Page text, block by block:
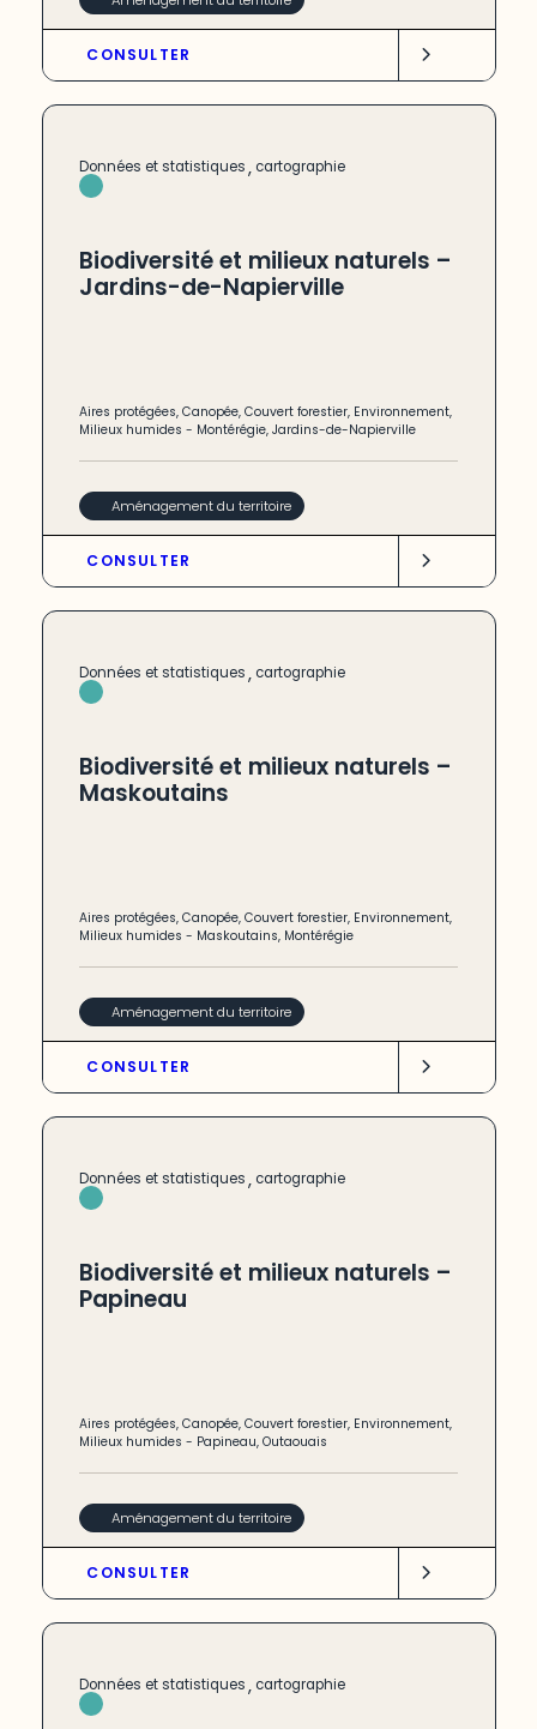
CONSULTER
Données et statistiques, cartographie
Biodiversité et milieux naturels –
Jardins-de-Napierville
Aires protégées,Canopée,Couvert forestier, Environnement,
Milieux humides - Montérégie,Jardins-de-Napierville
Aménagement du territoire
CONSULTER
Données et statistiques, cartographie
Biodiversité et milieux naturels –
Maskoutains
Aires protégées,Canopée,Couvert forestier, Environnement,
Milieux humides - Maskoutains, Montérégie
Aménagement du territoire
CONSULTER
Données et statistiques, cartographie
Biodiversité et milieux naturels –
Papineau
Aires protégées,Canopée,Couvert forestier, Environnement,
Milieux humides - Papineau,Outaouais
Aménagement du territoire
CONSULTER
Données et statistiques, cartographie